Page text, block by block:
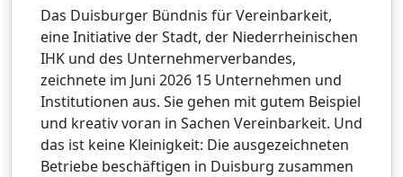
Das Duisburger Bündnis für Vereinbarkeit,
eine Initiative der Stadt, der Niederrheinischen
IHK und des Unternehmerverbandes,
zeichnete im Juni 2026 15 Unternehmen und
Institutionen aus. Sie gehen mit gutem Beispiel
und kreativ voran in Sachen Vereinbarkeit. Und
das ist keine Kleinigkeit: Die ausgezeichneten
Betriebe beschäftigen in Duisburg zusammen